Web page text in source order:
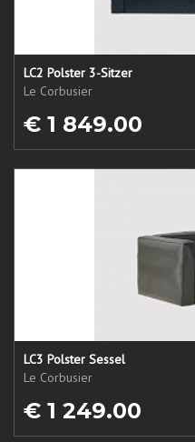
LC2 Polster 3-Sitzer
Le Corbusier
€ 1 849.00
LC3 Polster Sessel
Le Corbusier
€ 1 249.00